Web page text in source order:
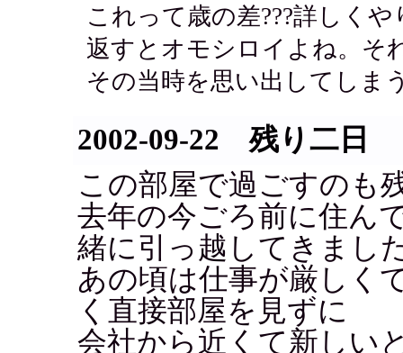
これって歳の差???詳しく
返すとオモシロイよね。そ
その当時を思い出してしま
2002-09-22 残り二日
この部屋で過ごすのも
去年の今ごろ前に住ん
緒に引っ越してきまし
あの頃は仕事が厳しく
く直接部屋を見ずに
会社から近くて新しい